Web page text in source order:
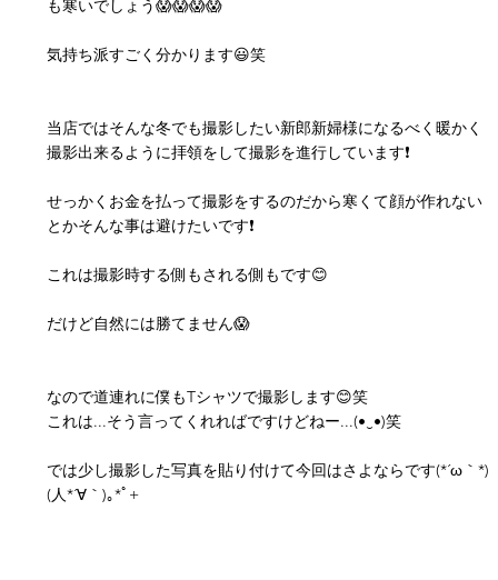
も寒いでしょう😱😱😱😱
気持ち派すごく分かります😃笑
当店ではそんな冬でも撮影したい新郎新婦様になるべく暖かく
撮影出来るように拝領をして撮影を進行しています❗
せっかくお金を払って撮影をするのだから寒くて顔が作れない
とかそんな事は避けたいです❗
これは撮影時する側もされる側もです😊
だけど自然には勝てません😱
なので道連れに僕もTシャツで撮影します😊笑
これは...そう言ってくれればですけどねー...(•‿•)笑
では少し撮影した写真を貼り付けて今回はさよならです(*´ω｀*)
(人*´∀｀)｡*ﾟ+